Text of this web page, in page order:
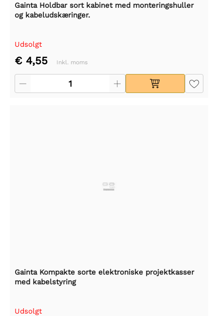
Gainta Holdbar sort kabinet med monteringshuller
og kabeludskæringer.
Udsolgt
€ 4,55 Inkl. moms
Gainta Kompakte sorte elektroniske projektkasser
med kabelstyring
Udsolgt